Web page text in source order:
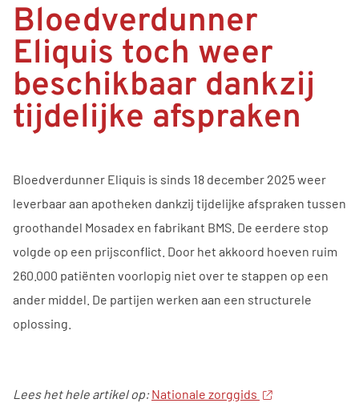
Bloedverdunner
Eliquis toch weer
beschikbaar dankzij
tijdelijke afspraken
Bloedverdunner Eliquis is sinds 18 december 2025 weer
leverbaar aan apotheken dankzij tijdelijke afspraken tussen
groothandel Mosadex en fabrikant BMS. De eerdere stop
volgde op een prijsconflict. Door het akkoord hoeven ruim
260.000 patiënten voorlopig niet over te stappen op een
ander middel. De partijen werken aan een structurele
oplossing.
Lees het hele artikel op: Nationale zorggids